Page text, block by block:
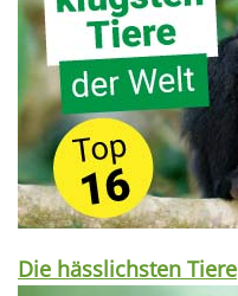
Die hässlichsten Tiere